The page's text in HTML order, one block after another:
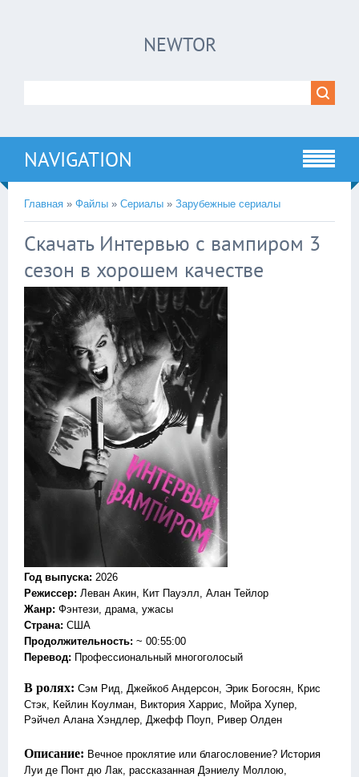
NEWTOR
NAVIGATION
Главная » Файлы » Сериалы » Зарубежные сериалы
Скачать Интервью с вампиром 3
сезон в хорошем качестве
Год выпуска: 2026
Режиссер: Леван Акин, Кит Пауэлл, Алан Тейлор
Жанр: Фэнтези, драма, ужасы
Страна: США
Продолжительность: ~ 00:55:00
Перевод: Профессиональный многоголосый
В ролях: Сэм Рид, Джейкоб Андерсон, Эрик Богосян, Крис
Стэк, Кейлин Коулман, Виктория Харрис, Мойра Хупер,
Рэйчел Алана Хэндлер, Джефф Поуп, Ривер Олден
Описание: Вечное проклятие или благословение? История
Луи де Понт дю Лак, рассказанная Дэниелу Моллою,
!!!Если Вы с телефона сперва нажмите на